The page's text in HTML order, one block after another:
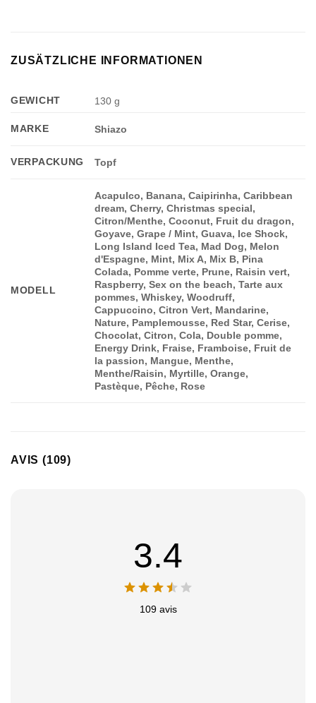
ZUSÄTZLICHE INFORMATIONEN
GEWICHT 130 g
MARKE Shiazo
VERPACKUNG Topf
MODELL
Acapulco, Banana, Caipirinha, Caribbean
dream, Cherry, Christmas special,
Citron/Menthe, Coconut, Fruit du dragon,
Goyave, Grape / Mint, Guava, Ice Shock,
Long Island Iced Tea, Mad Dog, Melon
d'Espagne, Mint, Mix A, Mix B, Pina
Colada, Pomme verte, Prune, Raisin vert,
Raspberry, Sex on the beach, Tarte aux
pommes, Whiskey, Woodruff,
Cappuccino, Citron Vert, Mandarine,
Nature, Pamplemousse, Red Star, Cerise,
Chocolat, Citron, Cola, Double pomme,
Energy Drink, Fraise, Framboise, Fruit de
la passion, Mangue, Menthe,
Menthe/Raisin, Myrtille, Orange,
Pastèque, Pêche, Rose
AVIS (109)
3.4
109 avis